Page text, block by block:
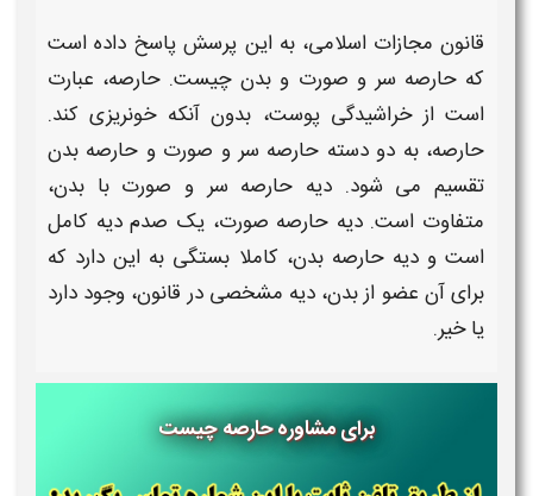
قانون مجازات اسلامی، به این پرسش پاسخ داده است
که حارصه سر و صورت و بدن چیست. حارصه، عبارت
است از خراشیدگی پوست، بدون آنکه خونریزی کند.
حارصه، به دو دسته حارصه سر و صورت و حارصه بدن
تقسیم می شود. دیه حارصه سر و صورت با بدن،
متفاوت است. دیه حارصه صورت، یک صدمدیه کامل
است ودیه حارصه بدن، کاملا بستگی به این دارد که
برای آن عضو از بدن، دیه مشخصی در قانون، وجود دارد
یا خیر.
برای مشاوره حارصه چیست